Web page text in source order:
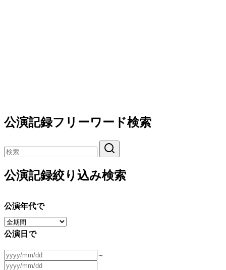
公演記録フリーワード検索
公演記録絞り込み検索
公演年代で
公演日で
～